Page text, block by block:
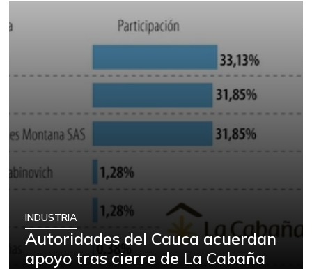
INDUSTRIA
Autoridades del Cauca acuerdan
apoyo tras cierre de La Cabaña